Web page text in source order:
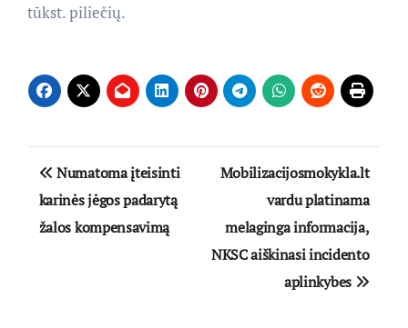
tūkst. piliečių.
Navigacija
tarp
įrašų
Numatoma įteisinti
karinės jėgos padarytą
žalos kompensavimą
Mobilizacijosmokykla.lt
vardu platinama
melaginga informacija,
NKSC aiškinasi incidento
aplinkybes